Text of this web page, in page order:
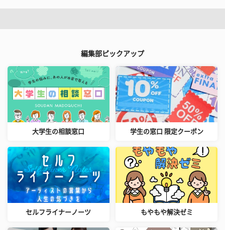
編集部ピックアップ
大学生の相談窓口 学生の窓口 限定クーポン
セルフライナーノーツ もやもや解決ゼミ